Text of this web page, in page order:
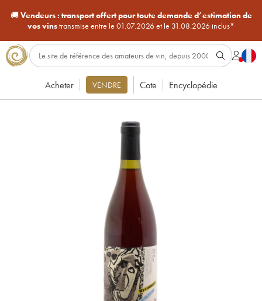
🚚Vendeurs : transport offert pour toute demande d’estimation de
vos vinstransmise entre le 01.07.2026 et le 31.08.2026 inclus*
Acheter VENDRE Cote Encyclopédie